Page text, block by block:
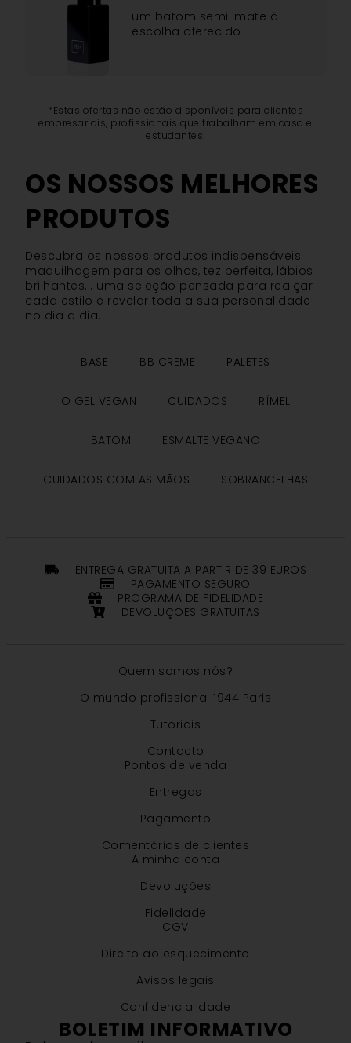
um batom semi-mate à
escolha oferecido
*Estas ofertas não estão disponíveis para clientes
empresariais, profissionais que trabalham em casa e
estudantes.
OS NOSSOS MELHORES
PRODUTOS
Descubra os nossos produtos indispensáveis:
maquilhagem para os olhos, tez perfeita, lábios
brilhantes... uma seleção pensada para realçar
cada estilo e revelar toda a sua personalidade
no dia a dia.
BASE BB CREME PALETES
O GEL VEGAN CUIDADOS RÍMEL
BATOM ESMALTE VEGANO
CUIDADOS COM AS MÃOS SOBRANCELHAS
ENTREGA GRATUITA A PARTIR DE 39 EUROS
PAGAMENTO SEGURO
PROGRAMA DE FIDELIDADE
DEVOLUÇÕES GRATUITAS
Quem somos nós?
O mundo profissional 1944 Paris
Tutoriais
Contacto
Pontos de venda
Entregas
Pagamento
Comentários de clientes
A minha conta
Devoluções
Fidelidade
CGV
Direito ao esquecimento
Avisos legais
Confidencialidade
BOLETIM INFORMATIVO